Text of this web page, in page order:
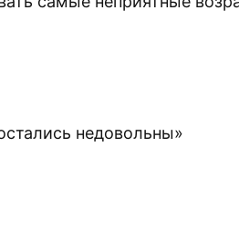
недовольны»